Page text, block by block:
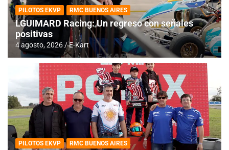
PILOTOS EKVP RMC BUENOS AIRES
LGUIMARD Racing: Un regreso con señales
positivas
4 agosto, 2026 E-Kart
PILOTOS EKVP RMC BUENOS AIRES